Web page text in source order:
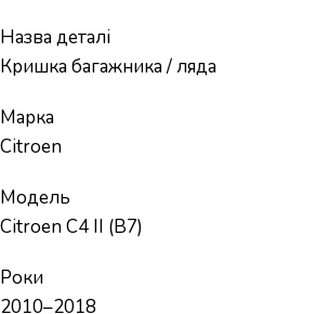
Назва деталі
Кришка багажника / ляда
Марка
Citroen
Модель
Citroen C4 II (B7)
Роки
2010–2018